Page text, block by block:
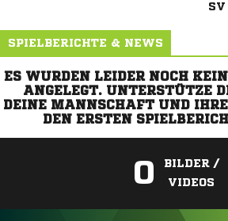
SPIELBERICHTE & NEWS
ES WURDEN LEIDER NOCH
ANGELEGT. UNTERSTÜTZE
DEINE MANNSCHAFT UND
DEN ERSTEN
0
BILDER /
VIDEOS